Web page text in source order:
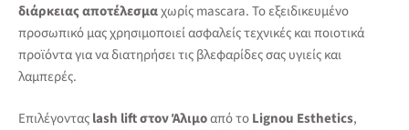
διάρκειας αποτέλεσμαχωρίς mascara. Το εξειδικευμένο
προσωπικό μας χρησιμοποιεί ασφαλείς τεχνικές και ποιοτικά
προϊόντα για να διατηρήσει τις βλεφαρίδες σας υγιείς και
λαμπερές.
Επιλέγονταςlash lift στον Άλιμοαπό τοLignou Esthetics,